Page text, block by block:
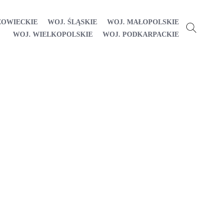
WOJ. ŚLĄSKIE
WOJ. MAŁOPOLSKIE
WOJ. WIELKOPOLSKIE
WOJ. PODKARPACKIE